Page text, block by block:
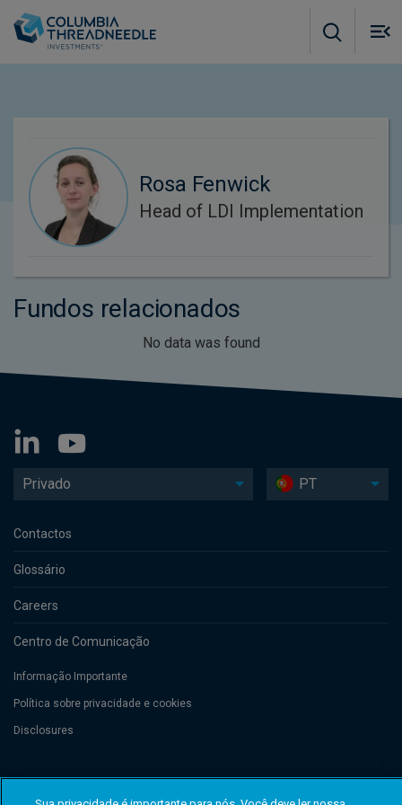
Rosa Fenwick
Head of LDI Implementation
Fundos relacionados
No data was found
Privado PT
Contactos
Glossário
Careers
Centro de Comunicação
Informação Importante
Política sobre privacidade e cookies
Disclosures
de Commerce et des Sociétés (Luxembourg), No. B 110242 and/or